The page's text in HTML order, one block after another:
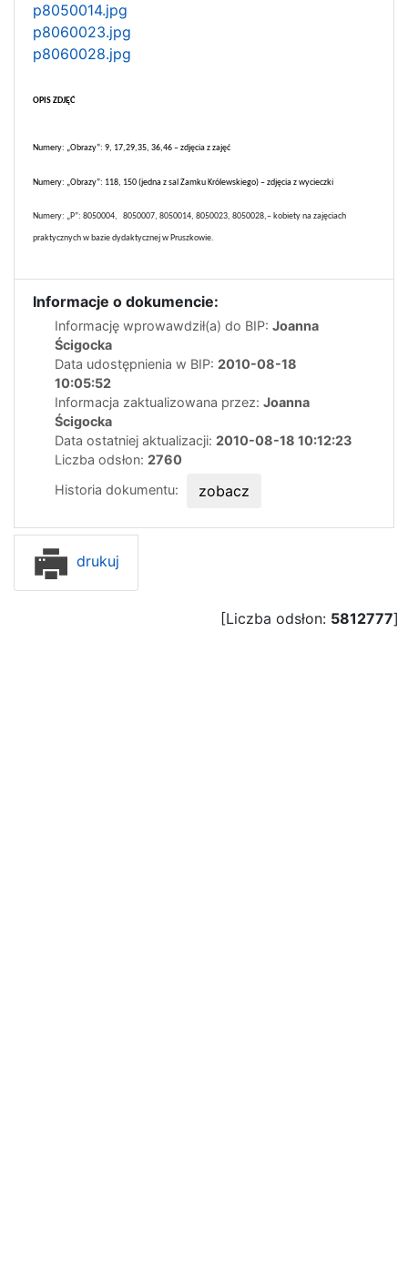
p8050014.jpg
p8060023.jpg
p8060028.jpg
OPIS ZDJĘĆ
Numery: „Obrazy”: 9, 17,29,35, 36,46 – zdjęcia z zajęć
Numery: „Obrazy”: 118, 150 (jedna z sal Zamku Królewskiego) – zdjęcia z wycieczki
Numery: „P”: 8050004, 8050007, 8050014, 8050023, 8050028,– kobiety na zajęciach
praktycznych w bazie dydaktycznej w Pruszkowie.
Informacje o dokumencie:
Informację wprowawdził(a) do BIP: Joanna
Ścigocka
Data udostępnienia w BIP: 2010-08-18
10:05:52
Informacja zaktualizowana przez: Joanna
Ścigocka
Data ostatniej aktualizacji: 2010-08-18 10:12:23
Liczba odsłon: 2760
Historia dokumentu:
zobacz
drukuj
[Liczba odsłon: 5812777]